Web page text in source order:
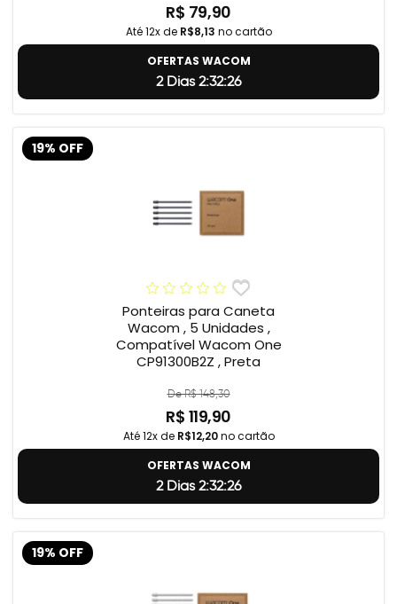
R$ 79,90
Até 12x de R$8,13 no cartão
OFERTAS WACOM
2 Dias 2:32:25
19% OFF
Ponteiras para Caneta
Wacom , 5 Unidades ,
Compatível Wacom One
CP91300B2Z , Preta
De R$ 148,30
R$ 119,90
Até 12x de R$12,20no cartão
OFERTAS WACOM
2 Dias 2:32:25
19% OFF